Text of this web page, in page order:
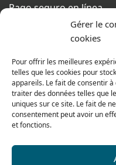
Gérer le
cookies
Pour offrir les meilleures
telles que les cookies pour
appareils. Le fait de consentir
traiter des données telles que
uniques sur ce site. Le fait de
consentement peut avoir un
et fonctions.
Pago seguro en línea
Condiciones generales
De 8h a 12h30 y de
El viernes
De 8h a 12h30 y de